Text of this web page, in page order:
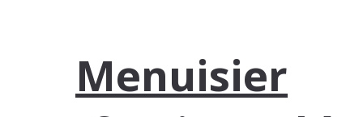
Menuisier